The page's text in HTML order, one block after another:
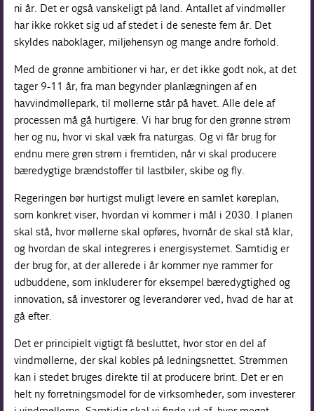
ni år. Det er også vanskeligt på land. Antallet af vindmøller
har ikke rokket sig ud af stedet i de seneste fem år. Det
skyldes naboklager, miljøhensyn og mange andre forhold.
Med de grønne ambitioner vi har, er det ikke godt nok, at det
tager 9-11 år, fra man begynder planlægningen af en
havvindmøllepark, til møllerne står på havet. Alle dele af
processen må gå hurtigere. Vi har brug for den grønne strøm
her og nu, hvor vi skal væk fra naturgas. Og vi får brug for
endnu mere grøn strøm i fremtiden, når vi skal producere
bæredygtige brændstoffer til lastbiler, skibe og fly.
Regeringen bør hurtigst muligt levere en samlet køreplan,
som konkret viser, hvordan vi kommer i mål i 2030. I planen
skal stå, hvor møllerne skal opføres, hvornår de skal stå klar,
og hvordan de skal integreres i energisystemet. Samtidig er
der brug for, at der allerede i år kommer nye rammer for
udbuddene, som inkluderer for eksempel bæredygtighed og
innovation, så investorer og leverandører ved, hvad de har at
gå efter.
Det er principielt vigtigt få besluttet, hvor stor en del af
vindmøllerne, der skal kobles på ledningsnettet. Strømmen
kan i stedet bruges direkte til at producere brint. Det er en
helt ny forretningsmodel for de virksomheder, som investerer